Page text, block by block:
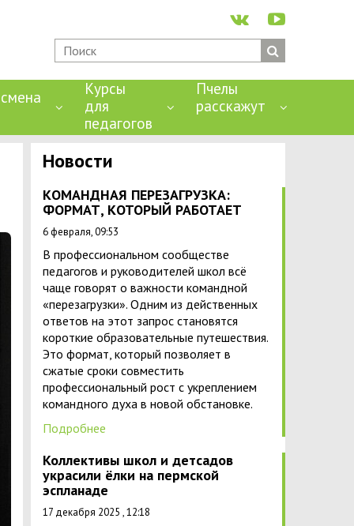
Курсы
для
педагогов
Пчелы
расскажут
Новости
КОМАНДНАЯ ПЕРЕЗАГРУЗКА:
ФОРМАТ, КОТОРЫЙ РАБОТАЕТ
6 февраля, 09:53
В профессиональном сообществе
педагогов и руководителей школ всё
чаще говорят о важности командной
«перезагрузки». Одним из действенных
ответов на этот запрос становятся
короткие образовательные путешествия.
Это формат, который позволяет в
сжатые сроки совместить
профессиональный рост с укреплением
командного духа в новой обстановке.
Подробнее
Коллективы школ и детсадов
украсили ёлки на пермской
эспланаде
17 декабря 2025 , 12:18